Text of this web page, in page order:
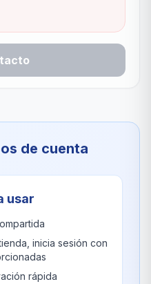
de cuenta
usar
inicia sesión con
rápida